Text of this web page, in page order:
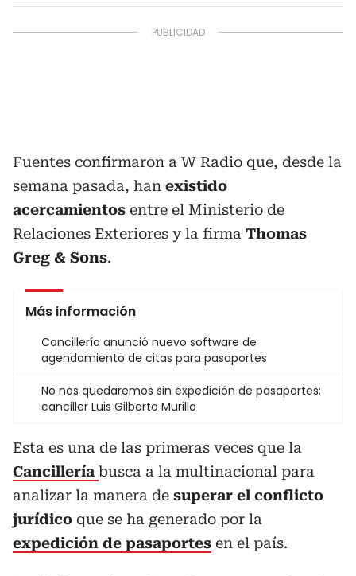
Fuentes confirmaron a W Radio que, desde la
semana pasada, han existido
acercamientos entre el Ministerio de
Relaciones Exteriores y la firma Thomas
Greg & Sons.
Más información
Cancillería anunció nuevo software de
agendamiento de citas para pasaportes
No nos quedaremos sin expedición de pasaportes:
canciller Luis Gilberto Murillo
Esta es una de las primeras veces que la
Cancillería busca a la multinacional para
analizar la manera de superar el conflicto
jurídico que se ha generado por la
expedición de pasaportes en el país.